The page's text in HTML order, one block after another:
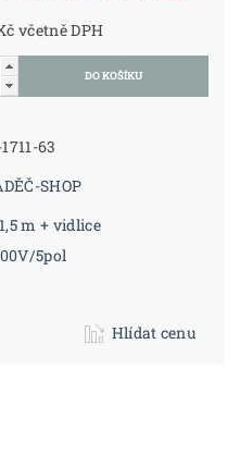
9 812 Kč včetně DPH
63
SHOP
m + vidlice
5pol
Hlídat cenu